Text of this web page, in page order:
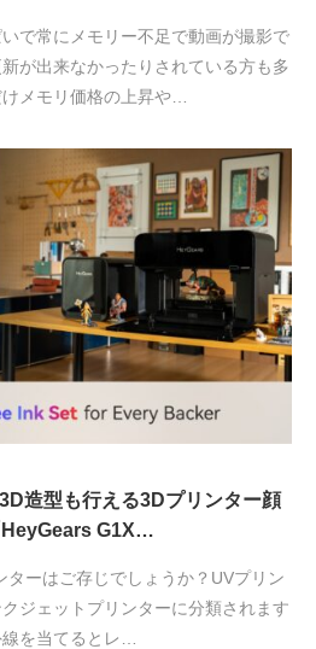
で常にメモリー不足で動画が撮影で
が出来なかったりされている方も多
メモリ価格の上昇や…
造型も行える3Dプリンター顔
HeyGears G1X…
ターはご存じでしょうか？UVプリン
ジェットプリンターに分類されます
を当てるとレ…